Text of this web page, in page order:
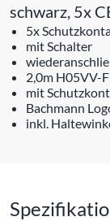
schwarz, 5x
5x
mit Schalter
2,0m H05VV-
mit
Bachmann
inkl.